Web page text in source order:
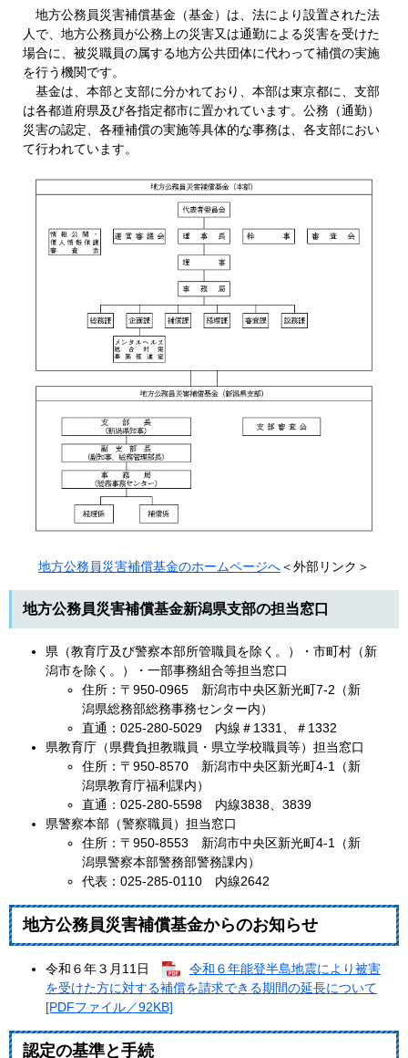
地方公務員災害補償基金（基金）は、法により設置された法
人で、地方公務員が公務上の災害又は通勤による災害を受けた
場合に、被災職員の属する地方公共団体に代わって補償の実施
を行う機関です。
基金は、本部と支部に分かれており、本部は東京都に、支部
は各都道府県及び各指定都市に置かれています。公務（通勤）
災害の認定、各種補償の実施等具体的な事務は、各支部におい
て行われています。
地方公務員災害補償基金のホームページへ＜外部リンク＞
地方公務員災害補償基金新潟県支部の担当窓口
県（教育庁及び警察本部所管職員を除く。）・市町村（新
潟市を除く。）・一部事務組合等担当窓口
住所：〒950-0965 新潟市中央区新光町7-2（新
潟県総務部総務事務センター内）
直通：025-280-5029 内線＃1331、＃1332
県教育庁（県費負担教職員・県立学校職員等）担当窓口
住所：〒950-8570 新潟市中央区新光町4-1（新
潟県教育庁福利課内）
直通：025-280-5598 内線3838、3839
県警察本部（警察職員）担当窓口
住所：〒950-8553 新潟市中央区新光町4-1（新
潟県警察本部警務部警務課内）
代表：025-285-0110 内線2642
地方公務員災害補償基金からのお知らせ
令和６年３月11日
令和６年能登半島地震により被害
を受けた方に対する補償を請求できる期間の延長について
[PDFファイル／92KB]
認定の基準と手続